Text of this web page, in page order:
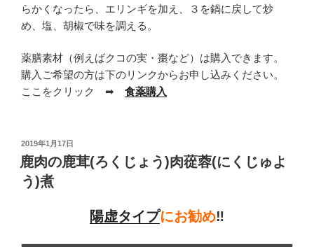
らかくなったら、エリンギを加え、３を鍋に戻して炒
め、塩、胡椒で味を調える。
薬膳素材（例えばクコの実・棗など）は購入できます。
購入ご希望の方は下のリンクからお申し込みください。
ここをクリック ➡ 食薬購入
投
稿
日:
2019年1月17日
鹿肉の鹿茸(ろくじょう)肉蓯蓉(にくじゅよ
う)煮
陽虚タイプにお勧め‼